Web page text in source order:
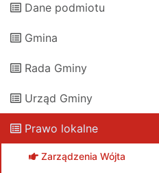
Dane podmiotu
Gmina
Rada Gminy
Urząd Gminy
Prawo lokalne
Zarządzenia Wójta